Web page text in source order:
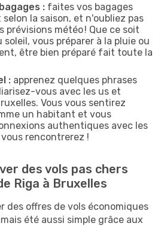
: faites vos bagages
la saison, et n'oubliez pas
prévisions météo ! Que ce soit
vous préparer à la pluie ou
être bien préparé fait toute la
: apprenez quelques phrases
vous avec les us et
Vous vous sentirez
un habitant et vous
authentiques avec les
rencontrerez !
des vols pas chers
Riga à Bruxelles
des offres de vols économiques
été aussi simple grâce aux